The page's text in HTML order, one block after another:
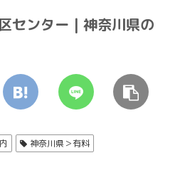
センター | 神奈川県の
神奈川県＞有料